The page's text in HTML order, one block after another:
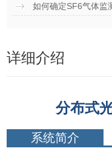
如何确定SF6气体监
详细介绍
分布式
系统简介